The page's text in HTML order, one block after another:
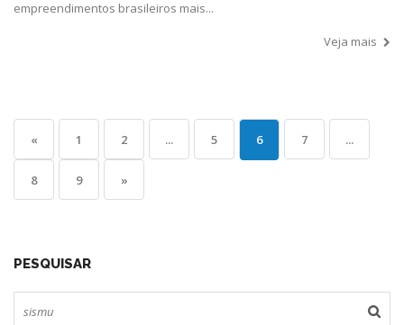
empreendimentos brasileiros mais...
Veja mais
« 1 2 ... 5 6 7 ...
8 9 »
PESQUISAR